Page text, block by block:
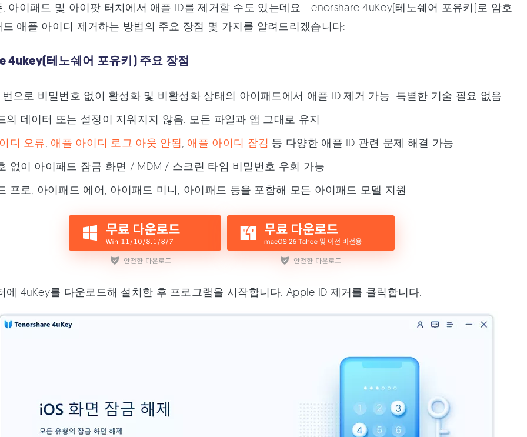
아이패드 및 아이팟 터치에서 애플 ID를 제거할 수도 있는데요. Tenorshare 4uKey(테노쉐어 포유키)로 암호
애플 아이디 제거하는 방법의 주요 장점 몇 가지를 알려드리겠습니다:
4ukey(테노쉐어 포유키) 주요 장점
으로 비밀번호 없이 활성화 및 비활성화 상태의 아이패드에서 애플 ID 제거 가능. 특별한 기술 필요 없음
의 데이터 또는 설정이 지워지지 않음. 모든 파일과 앱 그대로 유지
디 오류 애플 아이디 로그 아웃 안됨 애플 아이디 잠김 등 다양한 애플 ID 관련 문제 해결 가능
없이 아이패드 잠금 화면 / MDM / 스크린 타임 비밀번호 우회 가능
프로, 아이패드 에어, 아이패드 미니, 아이패드 등을 포함해 모든 아이패드 모델 지원
에 4uKey를 다운로드해 설치한 후 프로그램을 시작합니다. Apple ID 제거를 클릭합니다.